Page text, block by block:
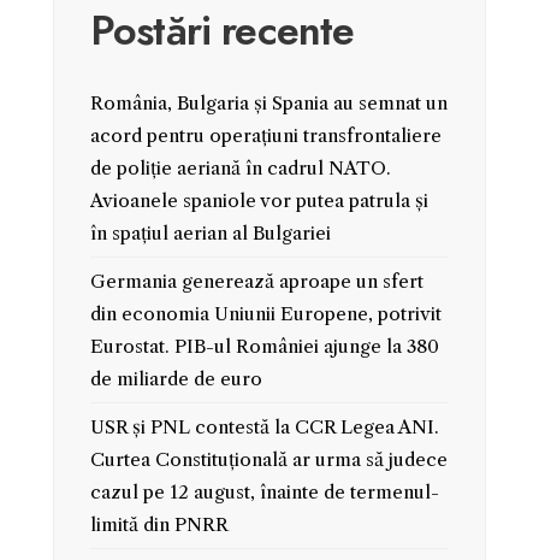
Postări recente
România, Bulgaria și Spania au semnat un
acord pentru operațiuni transfrontaliere
de poliție aeriană în cadrul NATO.
Avioanele spaniole vor putea patrula și
în spațiul aerian al Bulgariei
Germania generează aproape un sfert
din economia Uniunii Europene, potrivit
Eurostat. PIB-ul României ajunge la 380
de miliarde de euro
USR și PNL contestă la CCR Legea ANI.
Curtea Constituțională ar urma să judece
cazul pe 12 august, înainte de termenul-
limită din PNRR